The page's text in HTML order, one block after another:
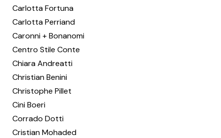
Carlotta Fortuna
Carlotta Perriand
Caronni + Bonanomi
Centro Stile Conte
Chiara Andreatti
Christian Benini
Christophe Pillet
Cini Boeri
Corrado Dotti
Cristian Mohaded